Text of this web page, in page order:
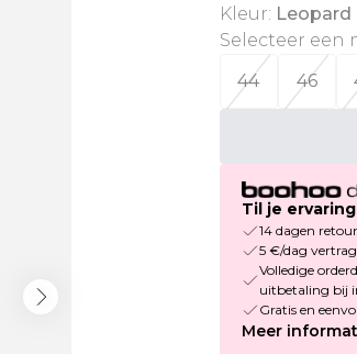
Kleur: Leopard
Selecteer een
44
46
Til je
14 dagen
5 €/dag
Volledige
uitbetaling bij
Gratis en
Meer